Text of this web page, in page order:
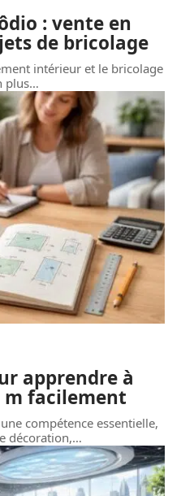
: vente en
de bricolage
intérieur et le bricolage
plus…
apprendre à
facilement
compétence essentielle,
décoration,…